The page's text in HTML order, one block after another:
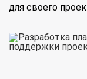
для своего